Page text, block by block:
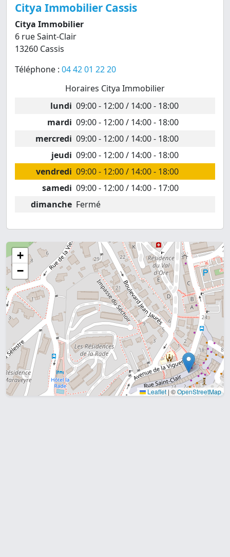
Citya Immobilier Cassis
Citya Immobilier
6 rue Saint-Clair
13260 Cassis
Téléphone : 04 42 01 22 20
Horaires Citya Immobilier
lundi 09:00 - 12:00 / 14:00 - 18:00
mardi 09:00 - 12:00 / 14:00 - 18:00
mercredi 09:00 - 12:00 / 14:00 - 18:00
jeudi 09:00 - 12:00 / 14:00 - 18:00
vendredi 09:00 - 12:00 / 14:00 - 18:00
samedi 09:00 - 12:00 / 14:00 - 17:00
dimanche Fermé
+
−
Leaflet | ©OpenStreetMap